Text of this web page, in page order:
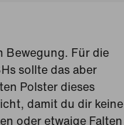
Bewegung. Für die
sollte das aber
Polster dieses
damit du dir keine
oder etwaige Falten